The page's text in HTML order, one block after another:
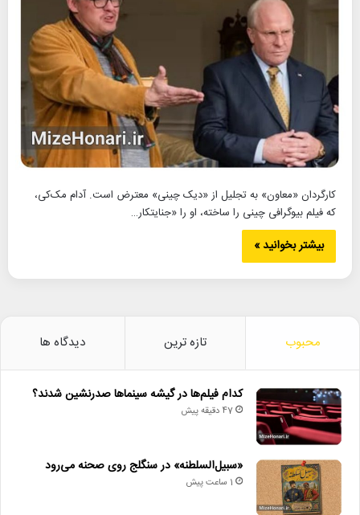
کارگردان «معاون» به تجلیل از «دیک چینی» معترض است. آدام مک‌کی،
که فیلم بیوگرافی چینی را ساخته، او را «جنایتکار…
بیشتر بخوانید »
محبوب تازه ترین دیدگاه ها
کدام فیلم‌ها در گیشه سینماها صدرنشین شدند؟
47 دقیقه پیش
«سبیل‌السلطنه» در سنگلج روی صحنه می‌رود
1 ساعت پیش